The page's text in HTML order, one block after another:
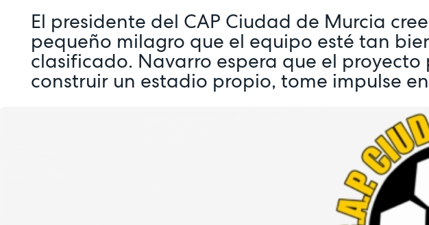
El presidente del CAP Ciudad de Murcia
pequeño milagro que el equipo esté tan
clasificado. Navarro espera que el proyecto
construir un estadio propio, tome impulse